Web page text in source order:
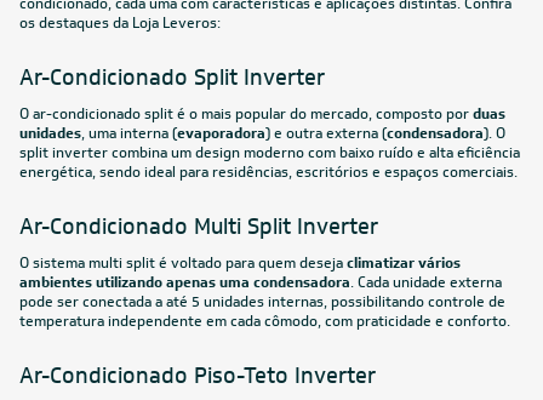
condicionado, cada uma com características e aplicações distintas. Confira
os destaques da Loja Leveros:
Ar-Condicionado Split Inverter
O ar-condicionado split é o mais popular do mercado, composto porduas
unidades, uma interna (evaporadora) e outra externa (condensadora). O
split inverter combina um design moderno com baixo ruído e alta eficiência
energética, sendo ideal para residências, escritórios e espaços comerciais.
Ar-Condicionado Multi Split Inverter
O sistema multi split é voltado para quem desejaclimatizar vários
ambientes utilizando apenas uma condensadora. Cada unidade externa
pode ser conectada a até 5 unidades internas, possibilitando controle de
temperatura independente em cada cômodo, com praticidade e conforto.
Ar-Condicionado Piso-Teto Inverter